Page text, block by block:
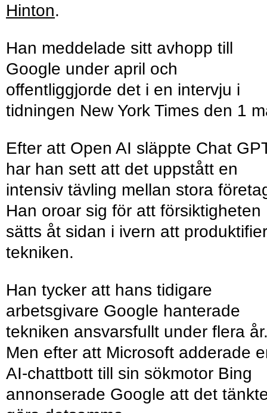
Hinton.
Han meddelade sitt avhopp till
Google under april och
offentliggjorde det i en intervju i
tidningen New York Times den 1
Efter att Open AI släppte Chat
har han sett att det uppstått en
intensiv tävling mellan stora
Han oroar sig för att försiktigheten
sätts åt sidan i ivern att
tekniken.
Han tycker att hans tidigare
arbetsgivare Google hanterade
tekniken ansvarsfullt under flera
Men efter att Microsoft adderade
AI-chattbott till sin sökmotor Bing
annonserade Google att det